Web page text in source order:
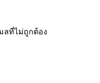
ลที่ไม่ถูกต้อง